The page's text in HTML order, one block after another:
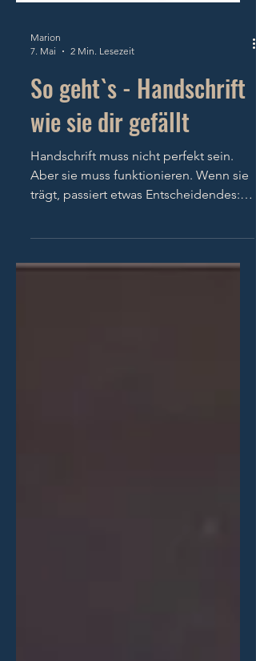
7. Mai
2 Min. Lesezeit
So geht`s - Handschrift
wie sie dir gefällt
Handschrift muss nicht perfekt sein.
Aber sie muss funktionieren. Wenn sie
entsteht. Selbstführung wird spürbar.